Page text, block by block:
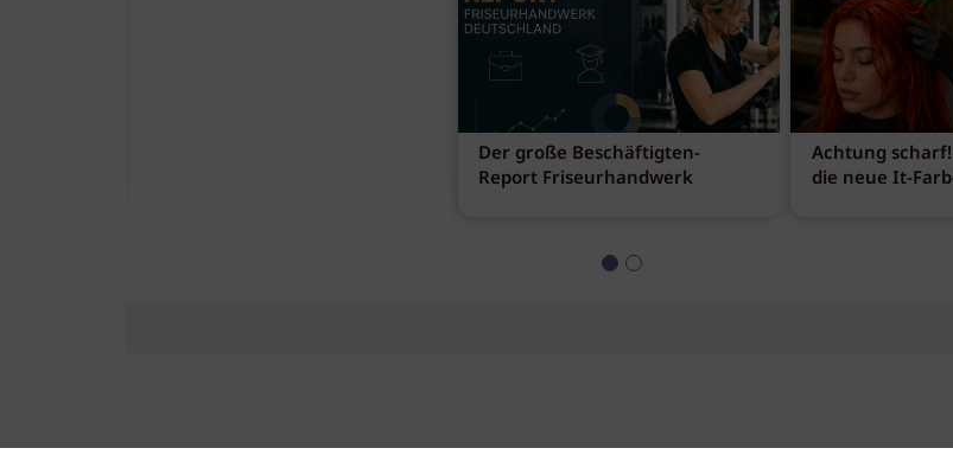
Der große Beschäftigten-
Report Friseurhandwerk
Achtung
die neue It-